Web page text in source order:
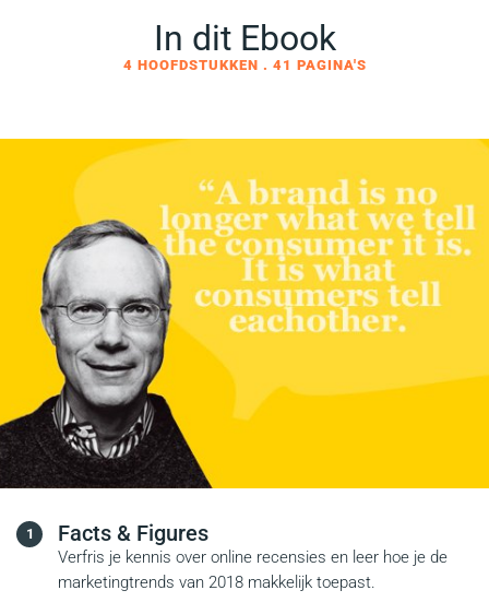
In dit Ebook
4 HOOFDSTUKKEN . 41 PAGINA'S
Facts & Figures
Verfris je kennis over online recensies en leer hoe je de
marketingtrends van 2018 makkelijk toepast.